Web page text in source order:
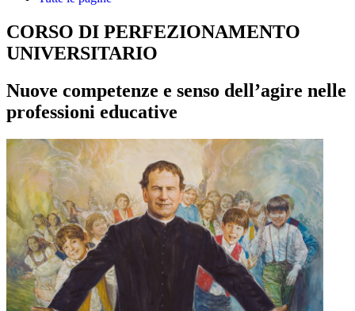
CORSO DI PERFEZIONAMENTO
UNIVERSITARIO
Nuove competenze e senso dell’agire nelle
professioni educative